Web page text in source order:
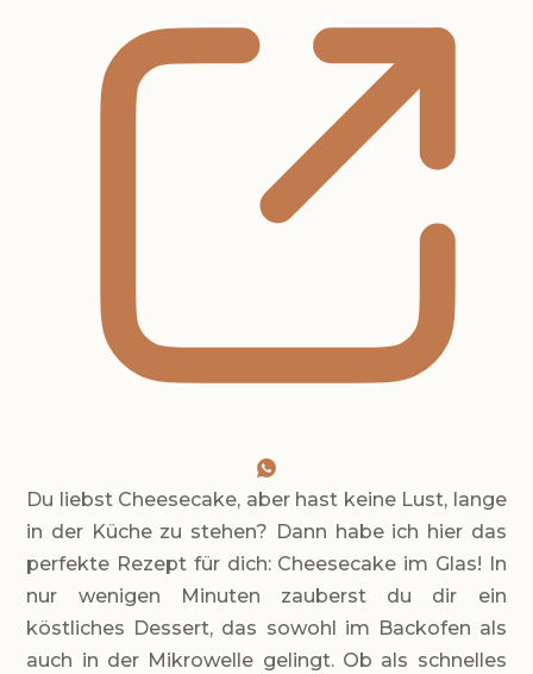
Du liebst Cheesecake, aber hast keine Lust, lange
in der Küche zu stehen? Dann habe ich hier das
perfekte Rezept für dich: Cheesecake im Glas! In
nur wenigen Minuten zauberst du dir ein
köstliches Dessert, das sowohl im Backofen als
auch in der Mikrowelle gelingt. Ob als schnelles